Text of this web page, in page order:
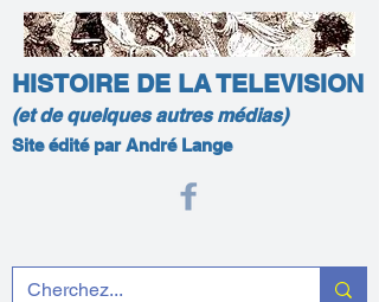
HISTOIRE DE LA TELEVISION
(et de quelques autres médias)
Site édité par André Lange